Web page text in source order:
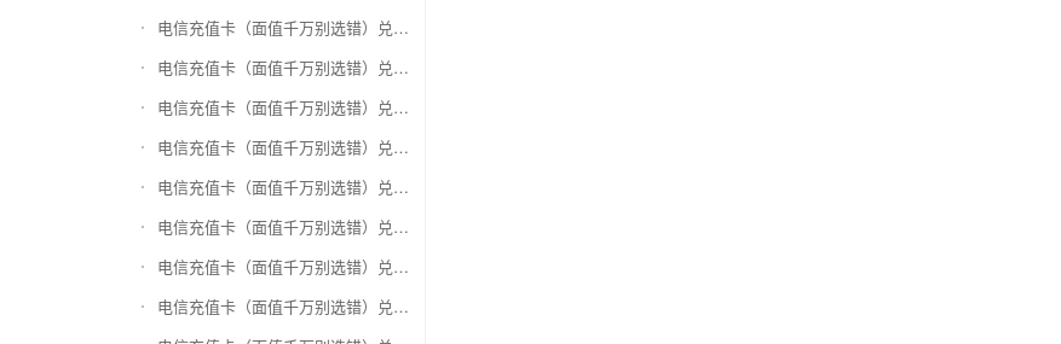
电信充值卡（面值千万别选错）兑换平安1768欢乐豆
电信充值卡（面值千万别选错）兑换金山一卡通
电信充值卡（面值千万别选错）兑换汉购通
电信充值卡（面值千万别选错）兑换肯德基
电信充值卡（面值千万别选错）兑换CoCo
电信充值卡（面值千万别选错）兑换COSTA
电信充值卡（面值千万别选错）兑换滴滴打车
电信充值卡（面值千万别选错）兑换锦江e卡通(锦江一卡通)